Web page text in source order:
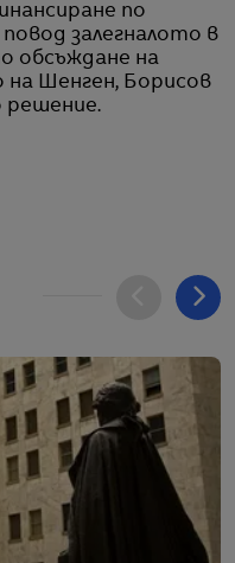
по
залегналото в
обсъждане на
Шенген, Борисов
решение.